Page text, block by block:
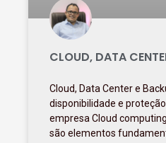
CLOUD, DATA
Cloud, Data Center e
disponibilidade e
empresa Cloud
são elementos